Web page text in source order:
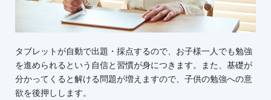
タブレットが自動で出題・採点するので、お子様一人でも勉強
を進められるという自信と習慣が身につきます。また、基礎が
分かってくると解ける問題が増えますので、子供の勉強への意
欲を後押しします。